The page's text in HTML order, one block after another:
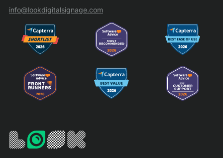
info@lookdigitalsignage.com